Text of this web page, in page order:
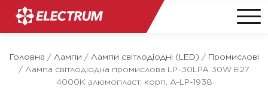
content
Головна / Лампи / Лампи світлодіодні (LED) / Промислові
/ Лампа світлодіодна промислова LP-30LPA 30W E27
4000K алюмопласт. корп. A-LP-1938